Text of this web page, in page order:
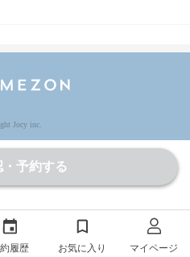
予約する
Jocy inc.
履歴 お気に入り マイページ